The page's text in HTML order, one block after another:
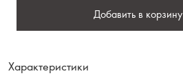
Добавить в корзину
Характеристики